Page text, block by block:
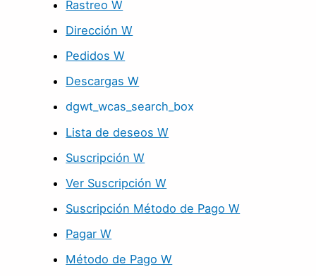
Rastreo W
Dirección W
Pedidos W
Descargas W
dgwt_wcas_search_box
Lista de deseos W
Suscripción W
Ver Suscripción W
Suscripción Método de Pago W
Pagar W
Método de Pago W